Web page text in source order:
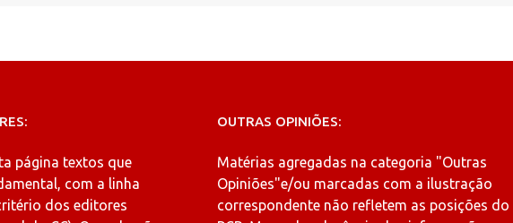
página textos que
com a linha
dos editores
OUTRAS OPINIÕES:
Matérias agregadas na categoria "Outras
Opiniões"e/ou marcadas com a ilustração
correspondente não refletem as posições do